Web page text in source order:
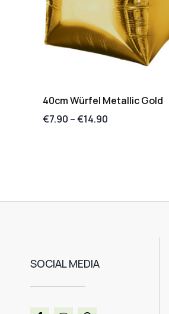
40cm Würfel Metallic Gold
€7.90 –€14.90
SOCIAL MEDIA